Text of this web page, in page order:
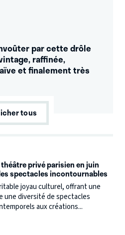
par cette drôle
raffinée,
et finalement très
tous
privé parisien en juin
spectacles incontournables
joyau culturel, offrant une
une diversité de spectacles
aux créations...